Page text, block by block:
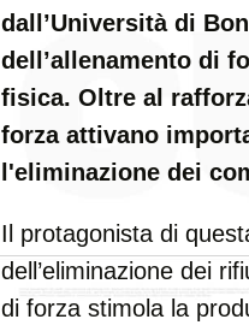
dall’Università di
dell’allenamento di
fisica. Oltre al
forza attivano
l'eliminazione dei
Il protagonista di
dell’eliminazione dei
di forza stimola la